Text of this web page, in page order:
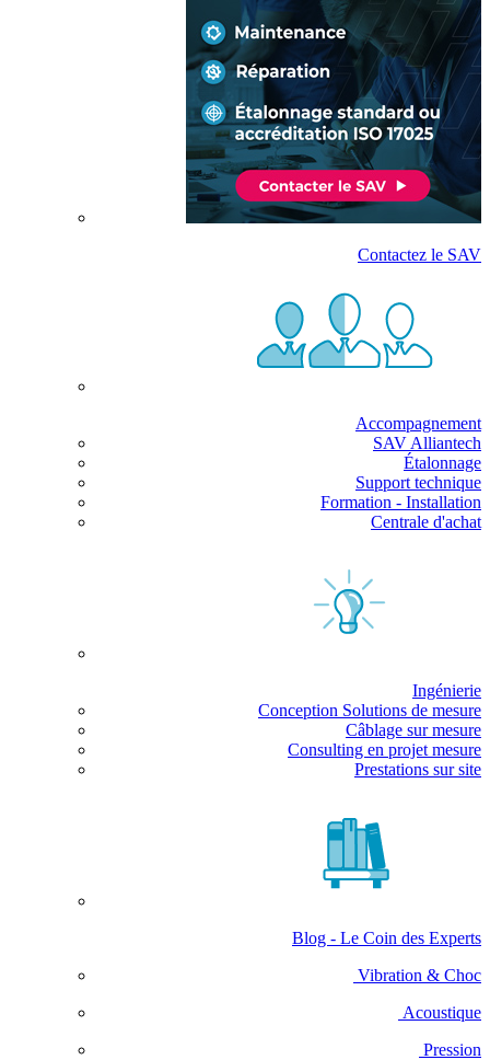
Contactez le SAV
Accompagnement
SAV Alliantech
Étalonnage
Support technique
Formation - Installation
Centrale d'achat
Ingénierie
Conception Solutions de mesure
Câblage sur mesure
Consulting en projet mesure
Prestations sur site
Blog - Le Coin des Experts
Vibration & Choc
Acoustique
Pression